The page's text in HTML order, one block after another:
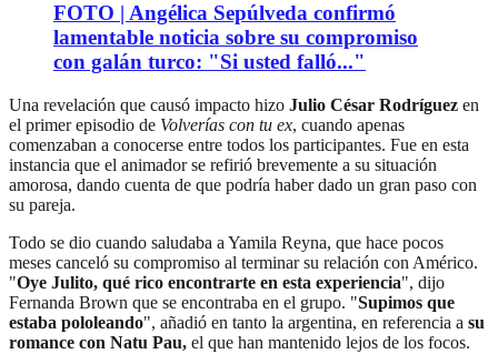
FOTO | Angélica Sepúlveda confirmó
lamentable noticia sobre su compromiso
con galán turco: "Si usted falló..."
Una revelación que causó impacto hizo Julio César Rodríguez en
el primer episodio de Volverías con tu ex, cuando apenas
comenzaban a conocerse entre todos los participantes. Fue en esta
instancia que el animador se refirió brevemente a su situación
amorosa, dando cuenta de que podría haber dado un gran paso con
su pareja.
Todo se dio cuando saludaba a Yamila Reyna, que hace pocos
meses canceló su compromiso al terminar su relación con Américo.
"Oye Julito, qué rico encontrarte en esta experiencia", dijo
Fernanda Brown que se encontraba en el grupo. "Supimos que
estaba pololeando", añadió en tanto la argentina, en referencia a su
romance con Natu Pau, el que han mantenido lejos de los focos.